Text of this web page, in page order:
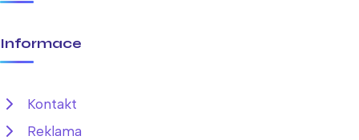
Informace
Kontakt
Reklama